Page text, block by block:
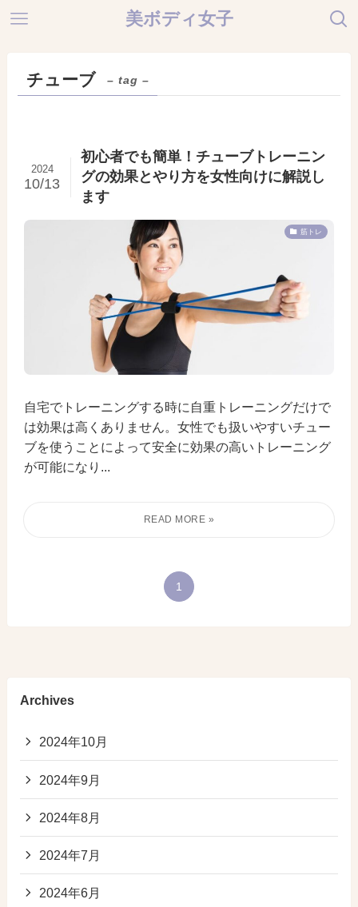
美ボディ女子
チューブ – tag –
初心者でも簡単！チューブトレーニン
グの効果とやり方を女性向けに解説し
ます
2024
10/13
筋トレ
自宅でトレーニングする時に自重トレーニングだけで
は効果は高くありません。女性でも扱いやすいチュー
ブを使うことによって安全に効果の高いトレーニング
が可能になり...
1
Archives
2024年10月
2024年9月
2024年8月
2024年7月
2024年6月